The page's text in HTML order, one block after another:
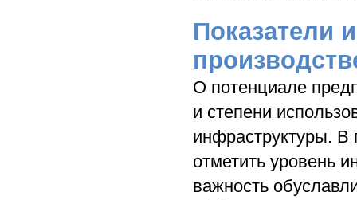
Показатели
О потенциале
и степени
инфраструктуры. В
отметить уровень
важность